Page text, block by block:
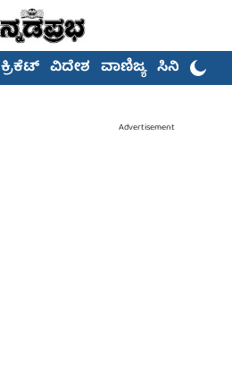
ಕ್ರಿಕೆಟ್ ವಿದೇಶ ವಾಣಿಜ್ಯ ಸಿನಿಮಾ
Advertisement